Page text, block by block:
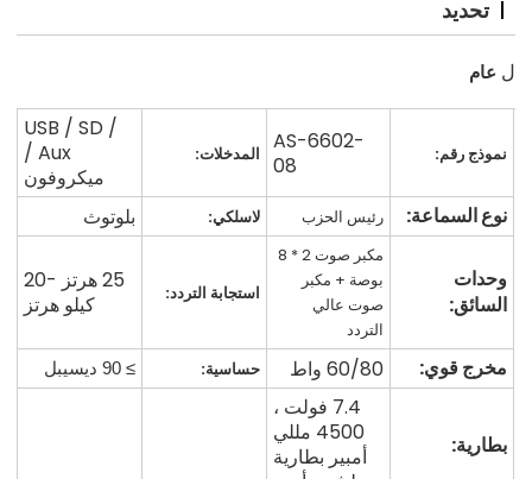
تحديد
ل عام
نموذج رقم:
AS-6602-
08
المدخلات:
USB / SD /
Aux /
ميكروفون
نوع السماعة:
رئيس الحزب لاسلكي: بلوتوث
وحدات
السائق:
مكبر صوت 2 * 8
بوصة + مكبر
صوت عالي
التردد
استجابة التردد:
25 هرتز -20
كيلو هرتز
مخرج قوي: 60/80 واط حساسية: ≥ 90 ديسيبل
بطارية:
7.4 فولت ،
4500 مللي
أمبير بطارية